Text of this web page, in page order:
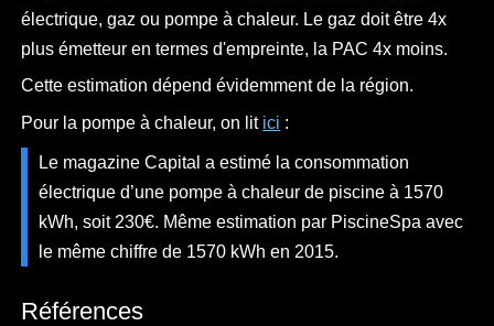
électrique, gaz ou pompe à chaleur. Le gaz doit être 4x
plus émetteur en termes d'empreinte, la PAC 4x moins.
Cette estimation dépend évidemment de la région.
Pour la pompe à chaleur, on lit ici :
Le magazine Capital a estimé la consommation
électrique d’une pompe à chaleur de piscine à 1570
kWh, soit 230€. Même estimation par PiscineSpa avec
le même chiffre de 1570 kWh en 2015.
Références